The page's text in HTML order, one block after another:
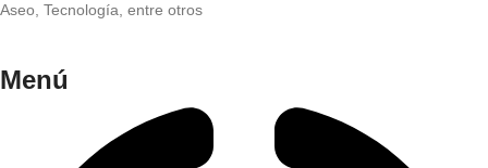
Aseo, Tecnología, entre otros
Menú